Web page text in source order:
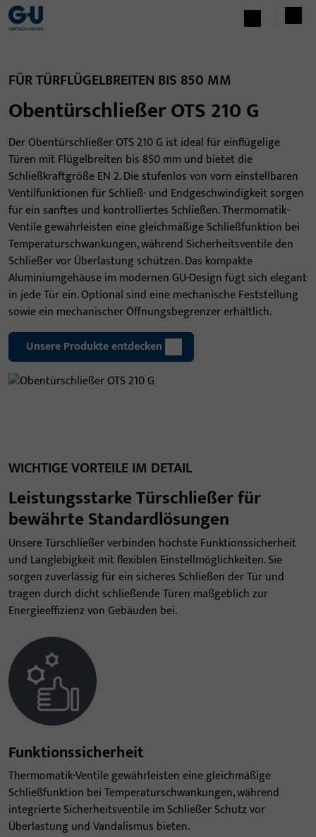
FÜR TÜRFLÜGELBREITEN BIS 850 MM
Obentürschließer OTS 210 G
Der Obentürschließer OTS 210 G ist ideal für einflügelige
Türen mit Flügelbreiten bis 850 mm und bietet die
Schließkraftgröße EN 2. Die stufenlos von vorn einstellbaren
Ventilfunktionen für Schließ- und Endgeschwindigkeit sorgen
für ein sanftes und kontrolliertes Schließen. Thermomatik-
Ventile gewährleisten eine gleichmäßige Schließfunktion bei
Temperaturschwankungen, während Sicherheitsventile den
Schließer vor Überlastung schützen. Das kompakte
Aluminiumgehäuse im modernen GU-Design fügt sich elegant
in jede Tür ein. Optional sind eine mechanische Feststellung
sowie ein mechanischer Öffnungsbegrenzer erhältlich.
Unsere Produkte entdecken
WICHTIGE VORTEILE IM DETAIL
Leistungsstarke Türschließer für
bewährte Standardlösungen
Unsere Türschließer verbinden höchste Funktionssicherheit
und Langlebigkeit mit flexiblen Einstellmöglichkeiten. Sie
sorgen zuverlässig für ein sicheres Schließen der Tür und
tragen durch dicht schließende Türen maßgeblich zur
Energieeffizienz von Gebäuden bei.
Funktionssicherheit
Thermomatik-Ventile gewährleisten eine gleichmäßige
Schließfunktion bei Temperaturschwankungen, während
integrierte Sicherheitsventile im Schließer Schutz vor
Überlastung und Vandalismus bieten.